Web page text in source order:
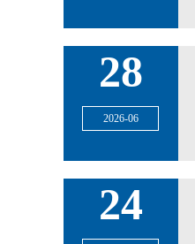
28
2026-06
24